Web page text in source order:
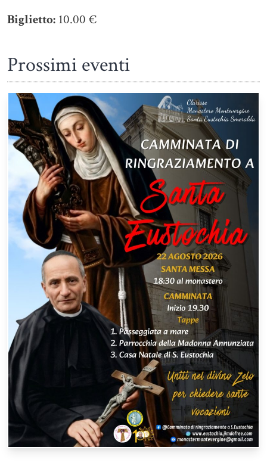
Biglietto: 10.00 €
Prossimi eventi